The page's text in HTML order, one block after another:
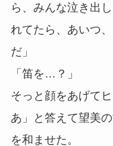
ら、みんな泣き出
れてたら、あいつ
だ」
「笛を…？」
そっと顔をあげて
あ」と答えて望美
を和ませた。